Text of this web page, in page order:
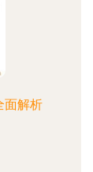
面解析